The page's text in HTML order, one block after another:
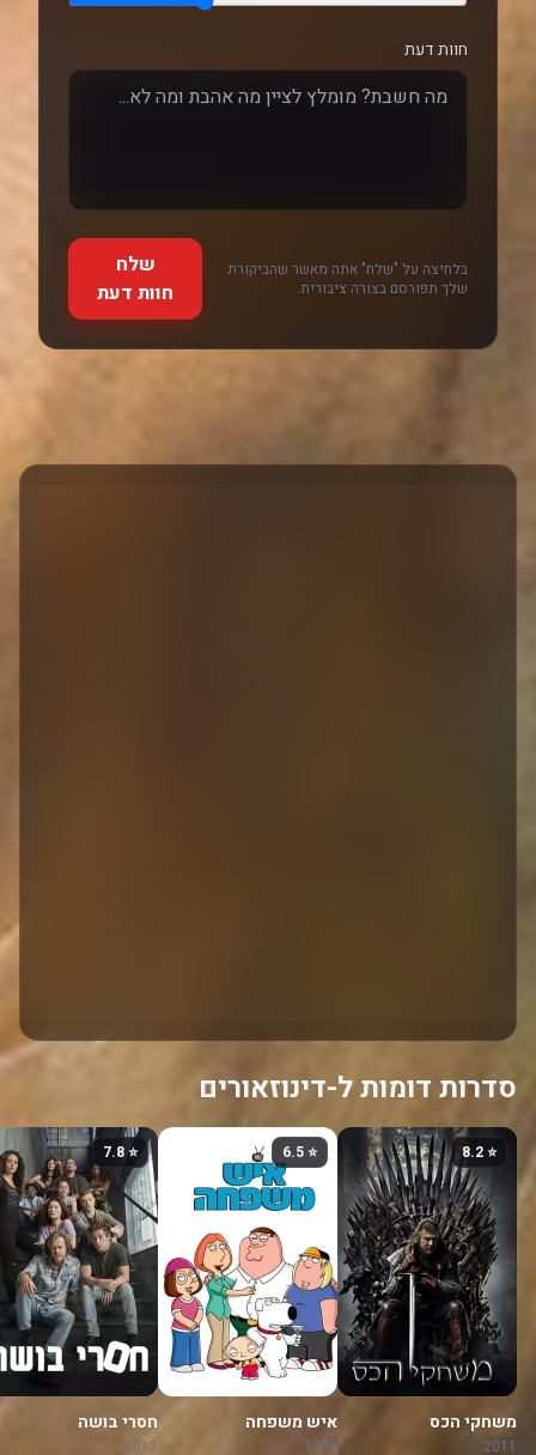
חוות דעת
בלחיצה על "שלח" אתה מאשר שהביקורת
שלך תפורסם בצורה ציבורית.
שלח
חוות דעת
סדרות דומות ל-דינוזאורים
⭐ 8.2
משחקי הכס
2011
⭐ 6.5
איש משפחה
1999
⭐ 7.8
חסרי בושה
2011